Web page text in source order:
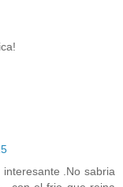
.No sabria